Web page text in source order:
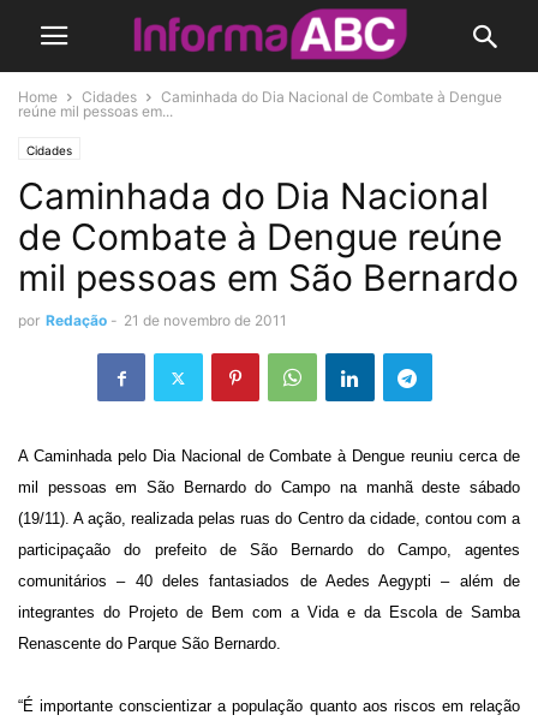
Home Cidades
Caminhada do Dia Nacional de Combate à Dengue
reúne mil pessoas em...
Cidades
Caminhada do Dia Nacional
de Combate à Dengue reúne
mil pessoas em São Bernardo
por Redação - 21 de novembro de 2011
A Caminhada pelo Dia Nacional de Combate à Dengue reuniu cerca de
mil pessoas em São Bernardo do Campo na manhã deste sábado
(19/11). A ação, realizada pelas ruas do Centro da cidade, contou com a
participaçaão do prefeito de São Bernardo do Campo, agentes
comunitários – 40 deles fantasiados de Aedes Aegypti – além de
integrantes do Projeto de Bem com a Vida e da Escola de Samba
Renascente do Parque São Bernardo.
“É importante conscientizar a população quanto aos riscos em relação